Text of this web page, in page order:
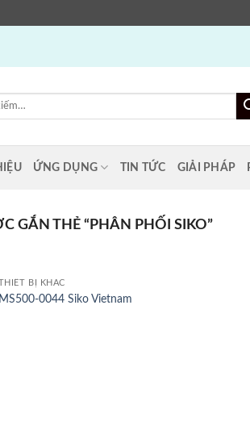
ỨNG DỤNG TIN TỨC GIẢI PHÁP
GẮN THẺ “PHÂN PHỐI SIKO”
BỊ KHÁC
MS500-0044 Siko Vietnam